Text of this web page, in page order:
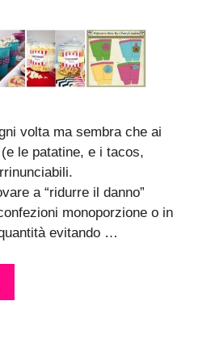
volta ma sembra che ai
le patatine, e i tacos,
a “ridurre il danno”
monoporzione o in
evitando …